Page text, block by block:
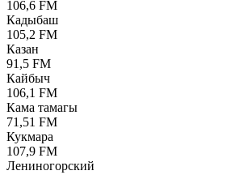
106,6 FM
Кадыбаш
105,2 FM
Казан
91,5 FM
Кайбыч
106,1 FM
Кама тамагы
71,51 FM
Кукмара
107,9 FM
Лениногорский